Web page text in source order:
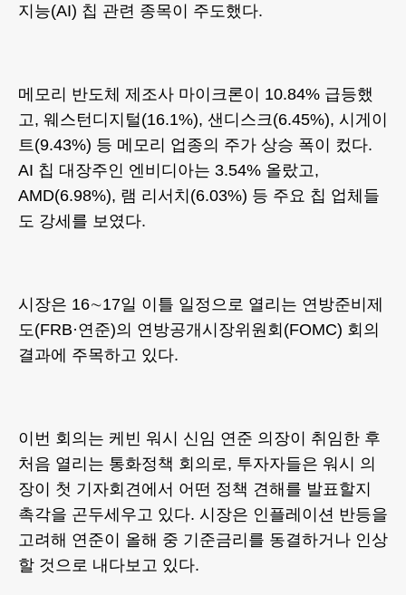
지능(AI) 칩 관련 종목이 주도했다.
메모리 반도체 제조사 마이크론이 10.84% 급등했
고, 웨스턴디지털(16.1%), 샌디스크(6.45%), 시게이
트(9.43%) 등 메모리 업종의 주가 상승 폭이 컸다.
AI 칩 대장주인 엔비디아는 3.54% 올랐고,
AMD(6.98%), 램 리서치(6.03%) 등 주요 칩 업체들
도 강세를 보였다.
시장은 16∼17일 이틀 일정으로 열리는 연방준비제
도(FRB·연준)의 연방공개시장위원회(FOMC) 회의
결과에 주목하고 있다.
이번 회의는 케빈 워시 신임 연준 의장이 취임한 후
처음 열리는 통화정책 회의로, 투자자들은 워시 의
장이 첫 기자회견에서 어떤 정책 견해를 발표할지
촉각을 곤두세우고 있다. 시장은 인플레이션 반등을
고려해 연준이 올해 중 기준금리를 동결하거나 인상
할 것으로 내다보고 있다.